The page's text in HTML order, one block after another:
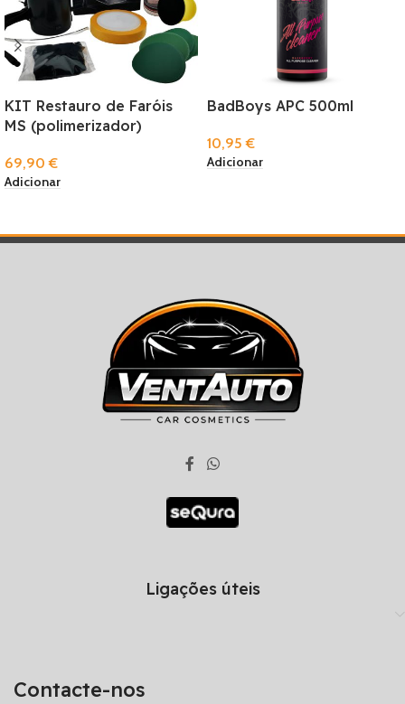
KIT Restauro de Faróis
MS (polimerizador)
69,90€
Adicionar
BadBoys APC 500ml
10,95€
Adicionar
Contacte-nos
Ligações úteis